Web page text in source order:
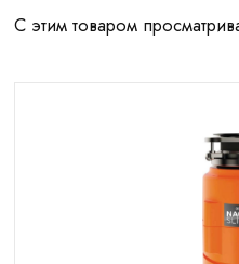
С этим товаром